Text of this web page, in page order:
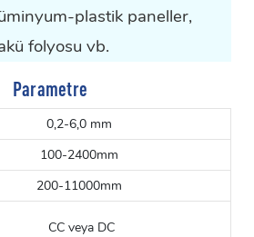
plastik paneller,
folyosu vb.
Parametre
0,2-6,0 mm
100-2400mm
200-11000mm
CC veya DC